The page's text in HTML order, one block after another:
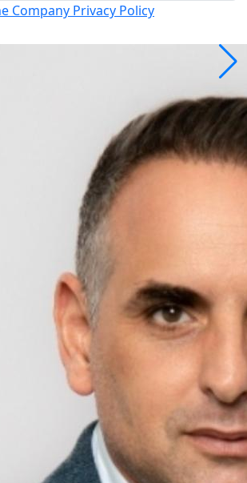
Company Privacy Policy